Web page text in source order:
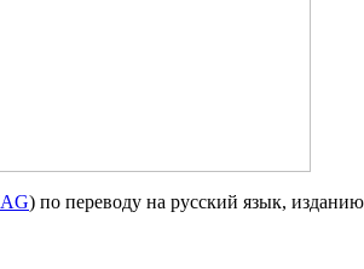
) по переводу на русский язык,